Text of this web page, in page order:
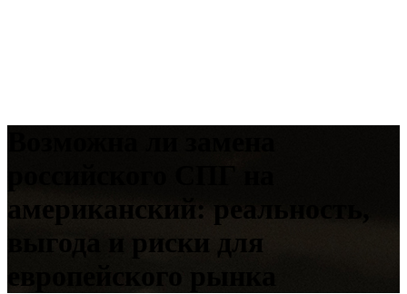
американский: реальность,
выгода и риски для
европейского рынка